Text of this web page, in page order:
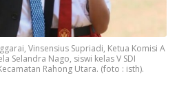
Vinsensius Supriadi, Ketua Komisi A
Selandra Nago, siswi kelas V SDI
Rahong Utara. (foto : isth).